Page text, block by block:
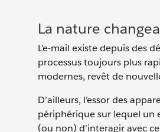
La nature
L’e-mail existe depuis des
processus toujours plus
modernes, revêt de
D’ailleurs, l’essor des
périphérique sur lequel un
(ou non) d’interagir avec